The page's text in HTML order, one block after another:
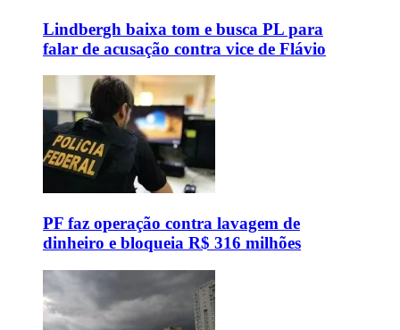
Lindbergh baixa tom e busca PL para
falar de acusação contra vice de Flávio
PF faz operação contra lavagem de
dinheiro e bloqueia R$ 316 milhões